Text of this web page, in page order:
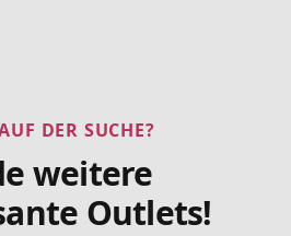
DER SUCHE?
weitere
Outlets!